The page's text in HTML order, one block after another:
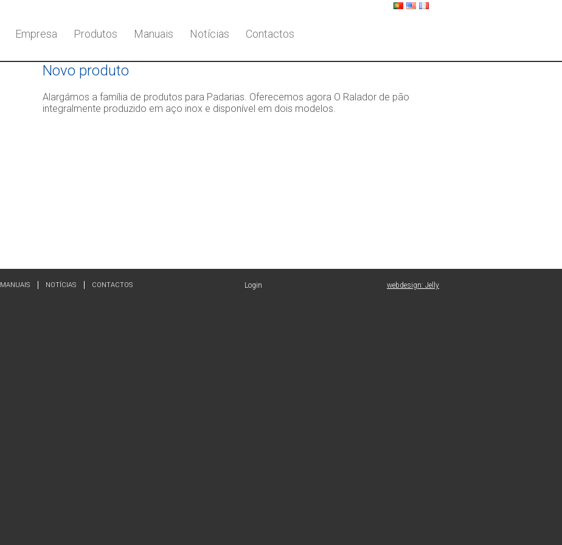
Empresa Produtos Manuais Notícias Contactos
Novo produto
Alargámos a família de produtos para Padarias. Oferecemos agora O Ralador de pão
integralmente produzido em aço inox e disponível em dois modelos.
MANUAIS NOTÍCIAS CONTACTOS Login webdesign: Jelly